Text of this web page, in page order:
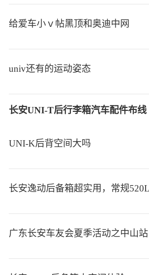
给爱车小ｖ帖黑顶和奥迪中网
univ还有的运动姿态
长安UNI-T后行李箱汽车配件布线
UNI-K后背空间大吗
长安逸动后备箱超实用，常规
广东长安车友会夏季活动之中山站